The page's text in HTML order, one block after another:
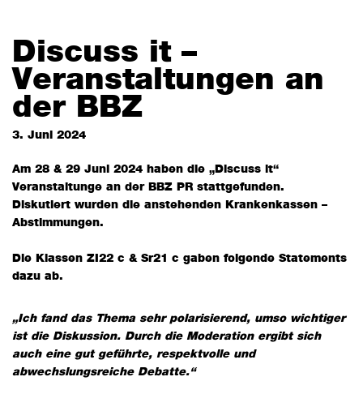
Discuss it –
Veranstaltungen an
der BBZ
3. Juni 2024
Am 28 & 29 Juni 2024 haben die „Discuss it“
Veranstaltunge an der BBZ PR stattgefunden.
Diskutiert wurden die anstehenden Krankenkassen –
Abstimmungen.
Die Klassen ZI22 c & Sr21 c gaben folgende Statements
dazu ab.
„Ich fand das Thema sehr polarisierend, umso wichtiger
ist die Diskussion. Durch die Moderation ergibt sich
auch eine gut geführte, respektvolle und
abwechslungsreiche Debatte.“